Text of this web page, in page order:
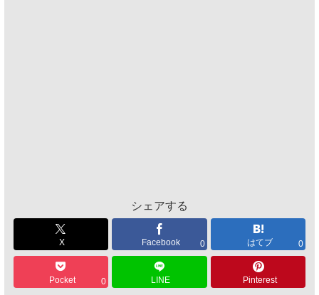
シェアする
X Facebook 0 はてブ 0
Pocket 0 LINE Pinterest